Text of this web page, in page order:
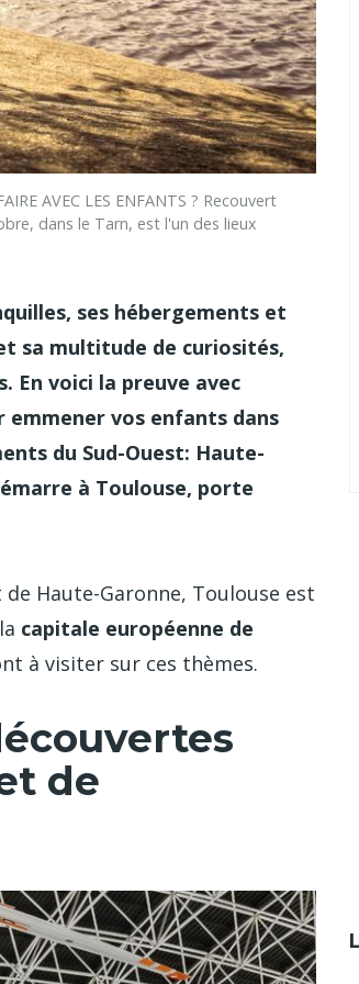
AVEC LES ENFANTS ? Recouvert
dans le Tarn, est l'un des lieux
ses hébergements et
sa multitude de curiosités,
En voici la preuve avec
vos enfants dans
du Sud-Ouest: Haute-
à Toulouse, porte
Haute-Garonne, Toulouse est
capitale européenne de
à visiter sur ces thèmes.
de